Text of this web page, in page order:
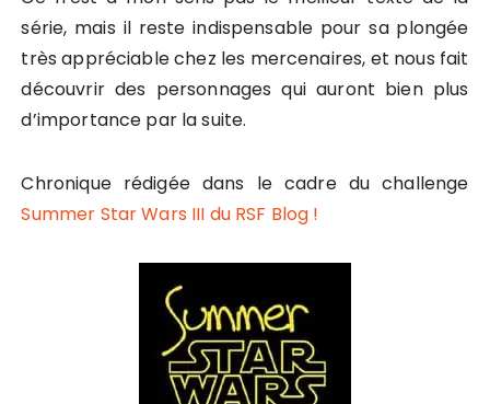
série, mais il reste indispensable pour sa plongée
très appréciable chez les mercenaires, et nous fait
découvrir des personnages qui auront bien plus
d’importance par la suite.
Chronique rédigée dans le cadre du challenge
Summer Star Wars III du RSF Blog !